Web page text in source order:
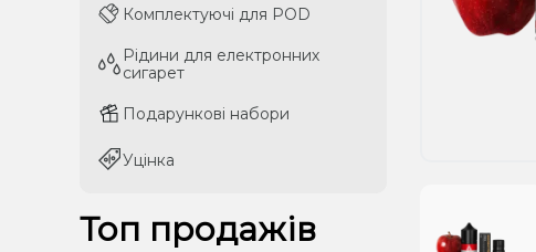
Комплектуючі для POD
Рідини для електронних
сигарет
Подарункові набори
Уцінка
Комплектуючі для POD
Рідини для електронних
сигарет
Подарункові набори
Уцінка
Топ продажів